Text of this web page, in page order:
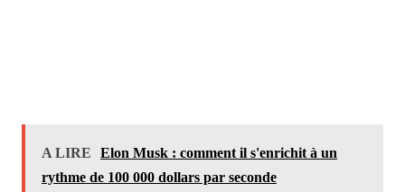
A LIRE
Elon Musk : comment il s'enrichit à un
rythme de 100 000 dollars par seconde